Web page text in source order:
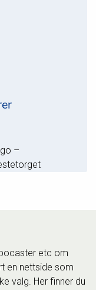
etc om
en nettside som
valg. Her finner du